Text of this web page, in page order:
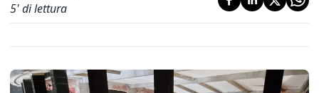
5' di lettura